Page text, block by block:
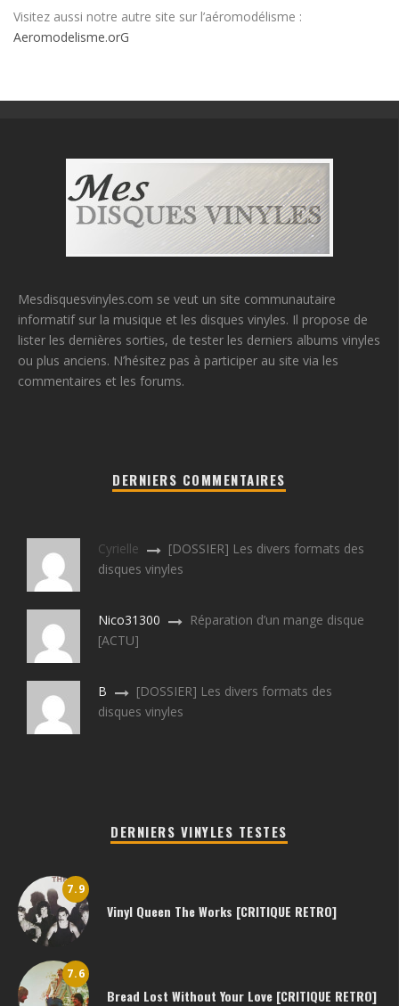
Visitez aussi notre autre site sur l’aéromodélisme :
Aeromodelisme.orG
Mesdisquesvinyles.com se veut un site communautaire
informatif sur la musique et les disques vinyles. Il propose de
lister les dernières sorties, de tester les derniers albums vinyles
ou plus anciens. N’hésitez pas à participer au site via les
commentaires et les forums.
DERNIERS COMMENTAIRES
Cyrielle
[DOSSIER] Les divers formats des
disques vinyles
Nico31300
Réparation d’un mange disque
[ACTU]
B
[DOSSIER] Les divers formats des
disques vinyles
DERNIERS VINYLES TESTES
7.9
Vinyl Queen The Works [CRITIQUE RETRO]
7.6
Bread Lost Without Your Love [CRITIQUE RETRO]